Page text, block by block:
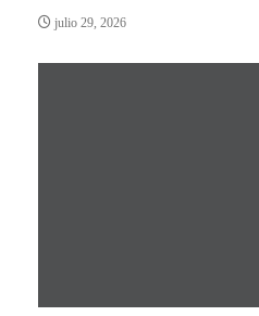
julio 29, 2026